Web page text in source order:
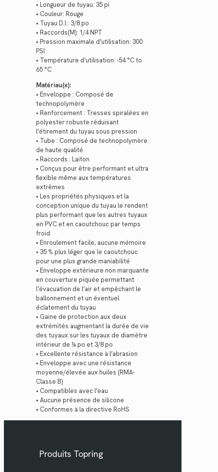
• Longueur de tuyau: 35 pi
• Couleur: Rouge
• Tuyau D.I.: 3/8 po
• Raccords(M): 1/4 NPT
• Pression maximale d’utilisation: 300
PSI
• Température d’utilisation: -54 °C to
65 °C
Matériau(x):
• Enveloppe : Composé de
technopolymère
• Renforcement : Tresses spiralées en
polyester robuste réduisant
l’étirement du tuyau sous pression
• Tube : Composé de technopolymère
de haute qualité
• Raccords : Laiton
• Conçus pour être performant et ultra
flexible même aux températures
extrêmes
• Les propriétés physiques et la
conception unique du tuyau le rendent
plus performant que les autres tuyaux
en PVC et en caoutchouc par temps
froid
• Enroulement facile, aucune mémoire
• 35 % plus léger que le caoutchouc
pour une plus grande maniabilité
• Enveloppe extérieure non marquante
en couverture piquée permettant
l’évacuation de l’air et empêchant le
ballonnement et un éventuel
éclatement du tuyau
• Gaine de protection aux deux
extrémités augmentant la durée de vie
des tuyaux sur les tuyaux de diamètre
intérieur de ¼ po et 3/8 po
• Excellente résistance à l’abrasion
• Enveloppe avec une résistance
moyenne/élevée aux huiles (RMA-
Classe B)
• Compatibles avec l’eau
• Aucune présence de silicone
• Conformes à la directive RoHS
Produits Topring